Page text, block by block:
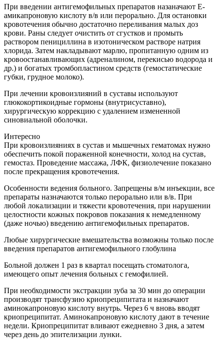
При введении антигемофильных препаратов назаначают Е-
амикапроновую кислоту в/в или перорально. Для остановки
кровотечения обычно достаточно переливания малых доз
крови. Раны следует очистить от сгустков и промыть
раствором пенициллина в изотоническом растворе натрия
хлорида. Затем накладывают марлю, пропитанную одним из
кровоостанавливающих (адреналином, перекисью водорода и
др.) и богатых тромбопластином средств (гемостатические
губки, грудное молоко).
При лечении кровоизлияний в суставы используют
глюкокортикоидные гормоны (внутрисуставно),
хирургическую коррекцию с удалением измененной
синовиальной оболочки.
Интересно
При кровоизлияниях в сустав и мышечных гематомах нужно
обеспечить покой пораженной конечности, холод на сустав,
гемостаз. Проведение массажа, ЛФК, физиолечение показано
после прекращения кровотечения.
Особенности ведения больного. Запрещены в/м инъекции, все
препараты назначаются только перорально или в/в. При
любой локализации и тяжести кровотечения, при нарушении
целостности кожных покровов показания к немедленному
(даже ночью) введению антигемофильных препаратов.
Любые хирургические вмешательства возможны только после
введения препаратов антигемофильного глобулина
Больной должен 1 раз в квартал посещать стоматолога,
имеющего опыт лечения больных с гемофилией.
При необходимости экстракции зуба за 30 мин до операции
производят трансфузию криопреципитата и назначают
аминокапроновую кислоту внутрь. Через 6 ч вновь вводят
криопреципитат. Аминокапроновую кислоту дают в течение
недели. Криопреципитат вливают ежедневно 3 дня, а затем
через день до эпителизации лунки.